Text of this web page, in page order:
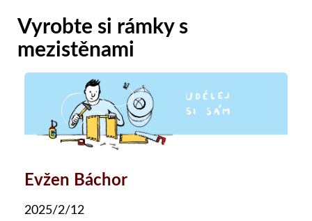
Vyrobte si rámky s
mezistěnami
Evžen Báchor
2025/2/12